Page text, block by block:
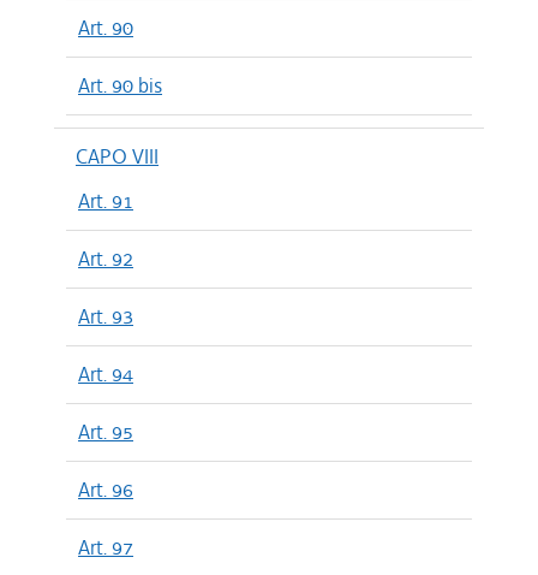
Art. 90
Art. 90 bis
CAPO VIII
Art. 91
Art. 92
Art. 93
Art. 94
Art. 95
Art. 96
Art. 97